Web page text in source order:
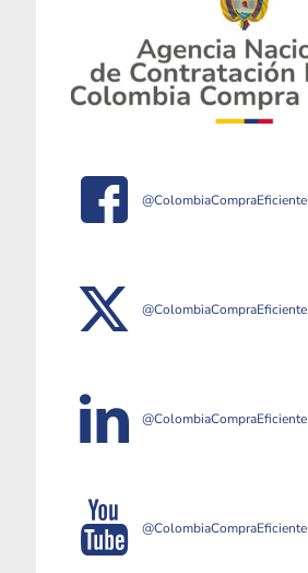
@ColombiaCompraEficiente
@ColombiaCompraEficiente
@ColombiaCompraEficiente
@ColombiaCompraEficiente